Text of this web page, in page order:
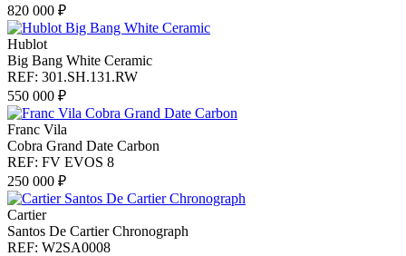
820 000 ₽
Hublot
Big Bang White Ceramic
REF: 301.SH.131.RW
550 000 ₽
Franc Vila
Cobra Grand Date Carbon
REF: FV EVOS 8
250 000 ₽
Cartier
Santos De Cartier Chronograph
REF: W2SA0008